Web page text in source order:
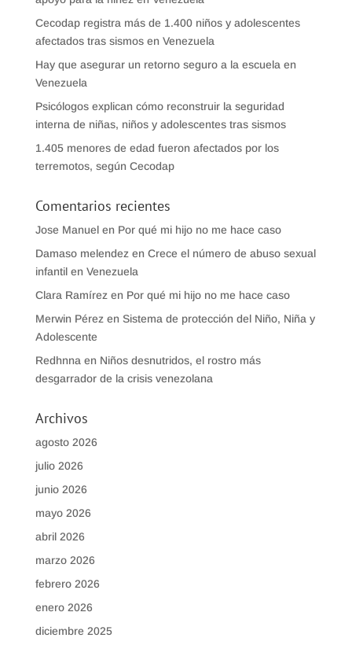
Cecodap registra más de 1.400 niños y adolescentes
afectados tras sismos en Venezuela
Hay que asegurar un retorno seguro a la escuela en
Venezuela
Psicólogos explican cómo reconstruir la seguridad
interna de niñas, niños y adolescentes tras sismos
1.405 menores de edad fueron afectados por los
terremotos, según Cecodap
Comentarios recientes
Jose Manuelen Por qué mi hijo no me hace caso
Damaso melendezen Crece el número de abuso sexual
infantil en Venezuela
Clara Ramírezen Por qué mi hijo no me hace caso
Merwin Pérezen Sistema de protección del Niño, Niña y
Adolescente
Redhnnaen Niños desnutridos, el rostro más
desgarrador de la crisis venezolana
Archivos
agosto 2026
julio 2026
junio 2026
mayo 2026
abril 2026
marzo 2026
febrero 2026
enero 2026
diciembre 2025